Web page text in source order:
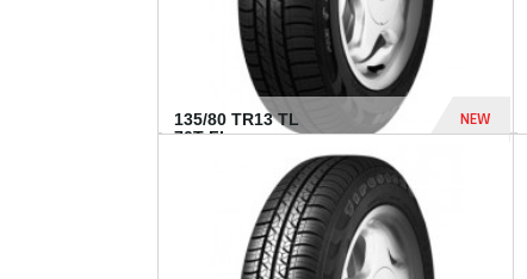
135/80 TR13 TL
70T FI...
NEW